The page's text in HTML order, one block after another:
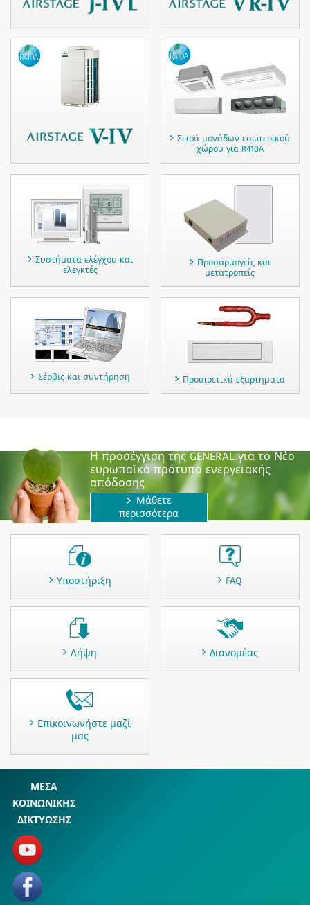
Σειρά μονάδων εσωτερικού
χώρου για R410A
Συστήματα ελέγχου και
ελεγκτές
Προσαρμογείς και
μετατροπείς
Σέρβις και συντήρηση Προαιρετικά εξαρτήματα
Η προσέγγιση της GENERAL για το Νέο
ευρωπαϊκό πρότυπο ενεργειακής
απόδοσης
Μάθετε
περισσότερα
Υποστήριξη FAQ
Λήψη Διανομέας
Επικοινωνήστε μαζί
μας
ΜΕΣΑ
ΚΟΙΝΩΝΙΚΗΣ
ΔΙΚΤΥΩΣΗΣ